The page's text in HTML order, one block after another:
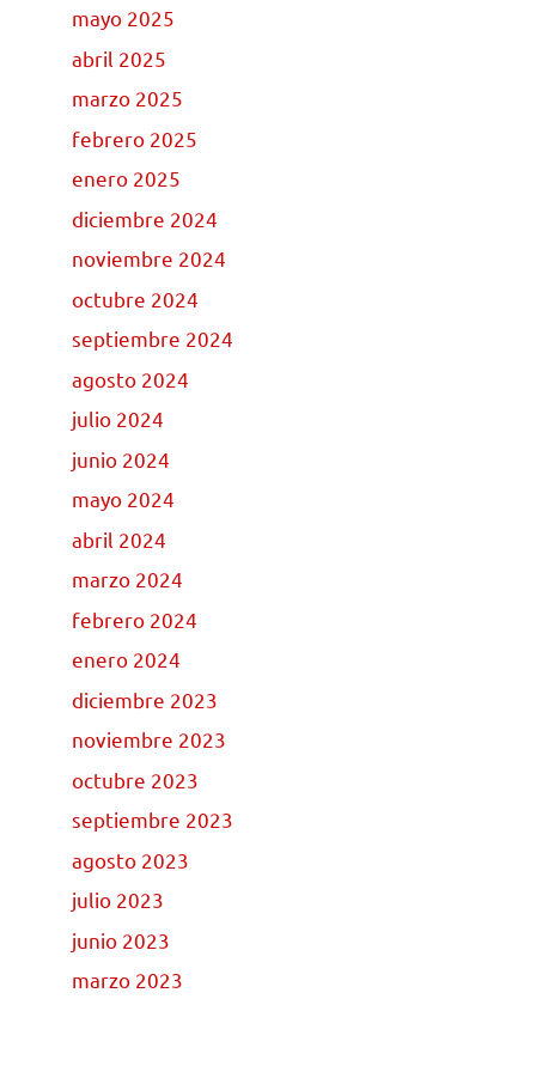
mayo 2025
abril 2025
marzo 2025
febrero 2025
enero 2025
diciembre 2024
noviembre 2024
octubre 2024
septiembre 2024
agosto 2024
julio 2024
junio 2024
mayo 2024
abril 2024
marzo 2024
febrero 2024
enero 2024
diciembre 2023
noviembre 2023
octubre 2023
septiembre 2023
agosto 2023
julio 2023
junio 2023
marzo 2023